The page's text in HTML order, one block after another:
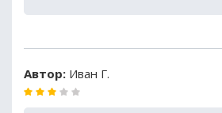
Автор: Иван Г.